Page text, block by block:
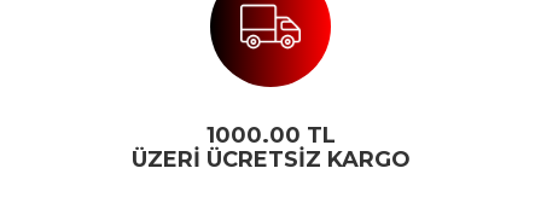
1000.00 TL
ÜZERİ ÜCRETSİZ KARGO